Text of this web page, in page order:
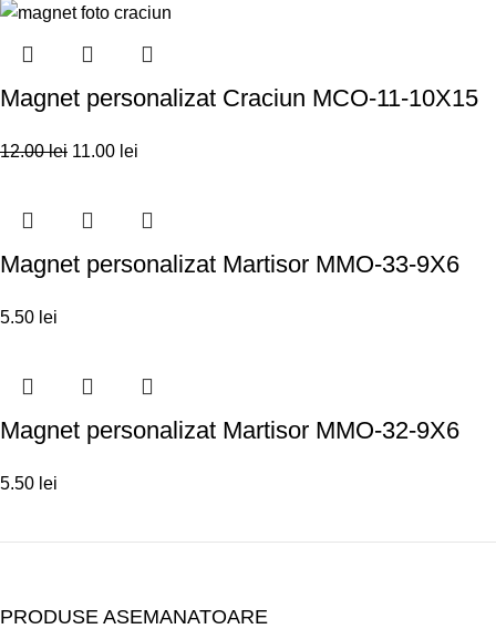
Magnet personalizat Craciun MCO-11-10X15
12.00lei 11.00 lei
Magnet personalizat Martisor MMO-33-9X6
5.50 lei
Magnet personalizat Martisor MMO-32-9X6
5.50 lei
PRODUSE ASEMANATOARE